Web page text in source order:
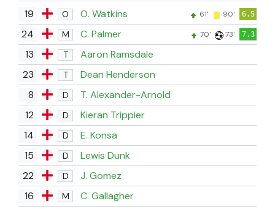
19
O O. Watkins 61' 90' 6.5
24 M C. Palmer 70' 73' 7.3
13 T
Aaron Ramsdale
23
T
Dean Henderson
8
D
T. Alexander-Arnold
12
D
Kieran Trippier
14
D
E. Konsa
15
D
Lewis Dunk
22
D
J. Gomez
16
M
C. Gallagher